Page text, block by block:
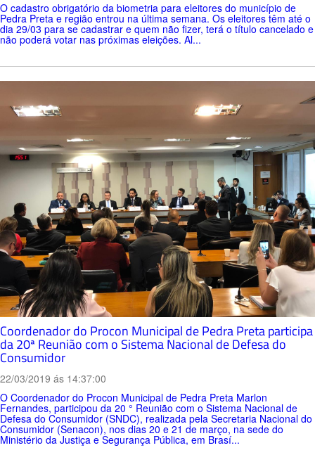
O cadastro obrigatório da biometria para eleitores do município de
Pedra Preta e região entrou na última semana. Os eleitores têm até o
dia 29/03 para se cadastrar e quem não fizer, terá o título cancelado e
não poderá votar nas próximas eleições. Al...
Coordenador do Procon Municipal de Pedra Preta participa
da 20ª Reunião com o Sistema Nacional de Defesa do
Consumidor
22/03/2019 ás 14:37:00
O Coordenador do Procon Municipal de Pedra Preta Marlon
Fernandes, participou da 20 ° Reunião com o Sistema Nacional de
Defesa do Consumidor (SNDC), realizada pela Secretaria Nacional do
Consumidor (Senacon), nos dias 20 e 21 de março, na sede do
Ministério da Justiça e Segurança Pública, em Brasí...